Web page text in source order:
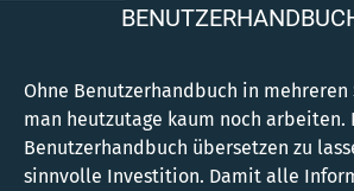
Ohne Benutzerhandbuch in mehreren
man heutzutage kaum noch arbeiten.
Benutzerhandbuch übersetzen zu
sinnvolle Investition. Damit alle